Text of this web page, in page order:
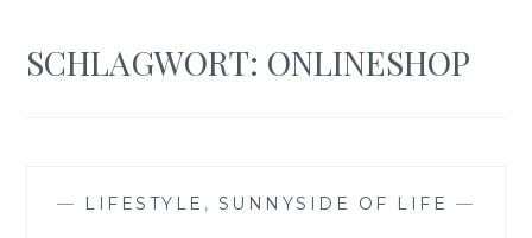
SCHLAGWORT: ONLINESHOP
— LIFESTYLE , SUNNYSIDE OF LIFE —